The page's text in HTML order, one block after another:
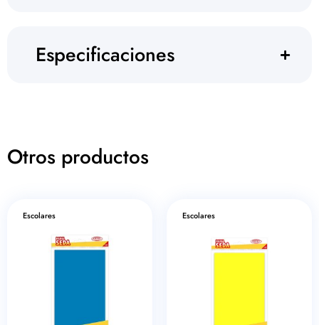
Especificaciones
Otros productos
Escolares Escolares